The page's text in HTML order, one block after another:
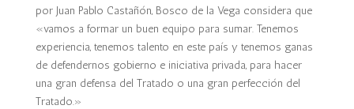
por Juan Pablo Castañón, Bosco de la Vega considera que
«vamos a formar un buen equipo para sumar. Tenemos
experiencia, tenemos talento en este país y tenemos ganas
de defendernos gobierno e iniciativa privada, para hacer
una gran defensa del Tratado o una gran perfección del
Tratado.»